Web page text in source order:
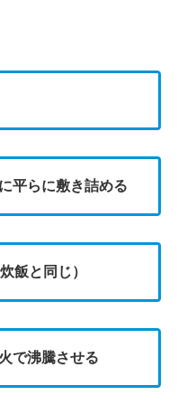
平らに敷き詰める
飯と同じ）
で沸騰させる